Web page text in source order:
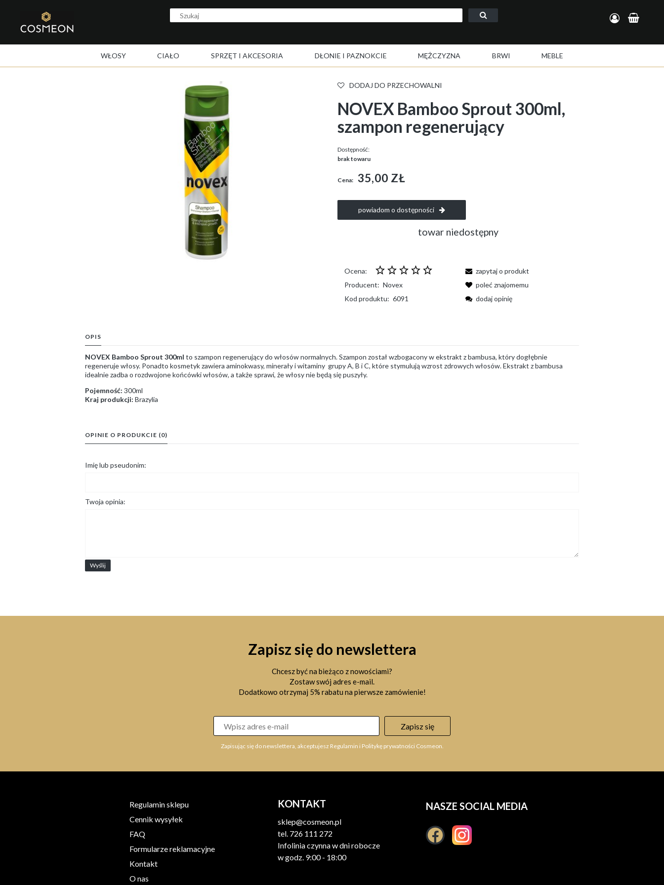
WŁOSY CIAŁO SPRZĘT I AKCESORIA DŁONIE I PAZNOKCIE MĘŻCZYZNA BRWI MEBLE
DODAJ DO PRZECHOWALNI
NOVEX Bamboo Sprout 300ml,
szampon regenerujący
Dostępność:
brak towaru
Cena: 35,00 ZŁ
powiadom o dostępności
towar niedostępny
Ocena:
Producent: Novex
Kod produktu: 6091
zapytaj o produkt
poleć znajomemu
dodaj opinię
OPIS
NOVEX Bamboo Sprout 300ml to szampon regenerujący do włosów normalnych. Szampon został wzbogacony w ekstrakt z bambusa, który dogłębnie
regeneruje włosy. Ponadto kosmetyk zawiera aminokwasy, minerały i witaminy grupy A, B i C, które stymulują wzrost zdrowych włosów. Ekstrakt z bambusa
idealnie zadba o rozdwojone końcówki włosów, a także sprawi, że włosy nie będą się puszyły.
Pojemność: 300ml
Kraj produkcji: Brazylia
OPINIE O PRODUKCIE (0)
Imię lub pseudonim:
Twoja opinia:
Wyślij
Zapisz się do newslettera
Chcesz być na bieżąco z nowościami?
Zostaw swój adres e-mail.
Dodatkowo otrzymaj 5% rabatu na pierwsze zamówienie!
Zapisz się
Zapisując się do newslettera, akceptujesz Regulamin i Politykę prywatności Cosmeon.
Regulamin sklepu
Cennik wysyłek
FAQ
Formularze reklamacyjne
Kontakt
O nas
KONTAKT
sklep@cosmeon.pl
tel. 726 111 272
Infolinia czynna w dni robocze
w godz. 9:00 - 18:00
NASZE SOCIAL MEDIA